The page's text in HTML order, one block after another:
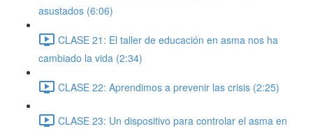
asustados (6:06)
CLASE 21: El taller de educación en asma nos ha
cambiado la vida (2:34)
CLASE 22: Aprendimos a prevenir las crisis (2:25)
CLASE 23: Un dispositivo para controlar el asma en